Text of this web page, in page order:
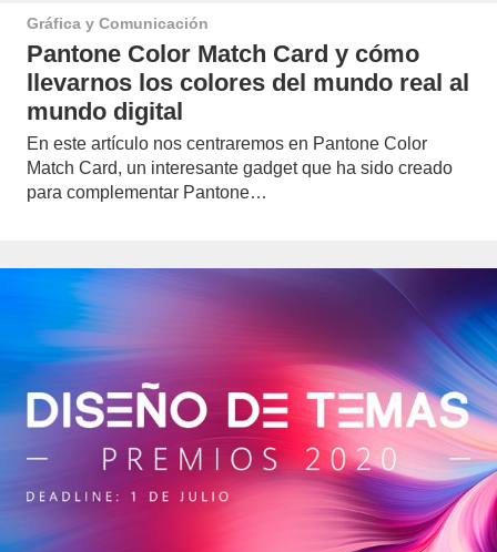
Gráfica y Comunicación
Pantone Color Match Card y cómo
llevarnos los colores del mundo real al
mundo digital
En este artículo nos centraremos en Pantone Color
Match Card, un interesante gadget que ha sido creado
para complementar Pantone…